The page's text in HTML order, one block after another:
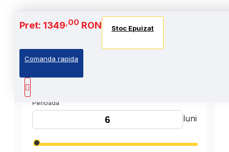
Pret: 1349,00 RON Stoc Epuizat
Comanda rapida
Perioada
luni